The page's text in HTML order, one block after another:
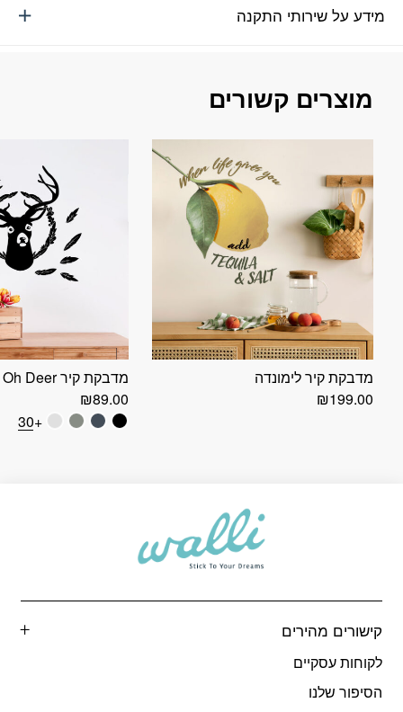
מידע על שירותי התקנה
מוצרים קשורים
מדבקת קיר לימונדה
₪199.00
מדבקת קיר Oh Deer
₪89.00
+30
קישורים מהירים
לקוחות עסקיים
הסיפור שלנו